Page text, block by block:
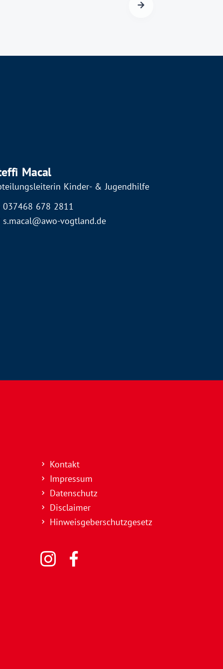
Macal
Kinder- & Jugendhilfe
037468 678 2811
s.macal@awo-vogtland.de
Kontakt
Impressum
Datenschutz
Disclaimer
Hinweisgeberschutzgesetz